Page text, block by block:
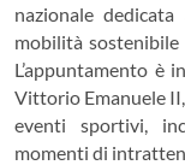
nazionale
mobilità sostenibile
L’appuntamento è
Vittorio Emanuele
eventi sportivi,
momenti di